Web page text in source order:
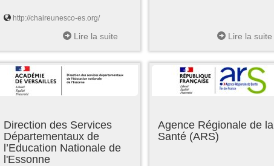
http://chaireunesco-es.org/
Lire la suite Lire la suite
Direction des Services
Départementaux de
l’Education Nationale de
l'Essonne
Agence Régionale de la
Santé (ARS)